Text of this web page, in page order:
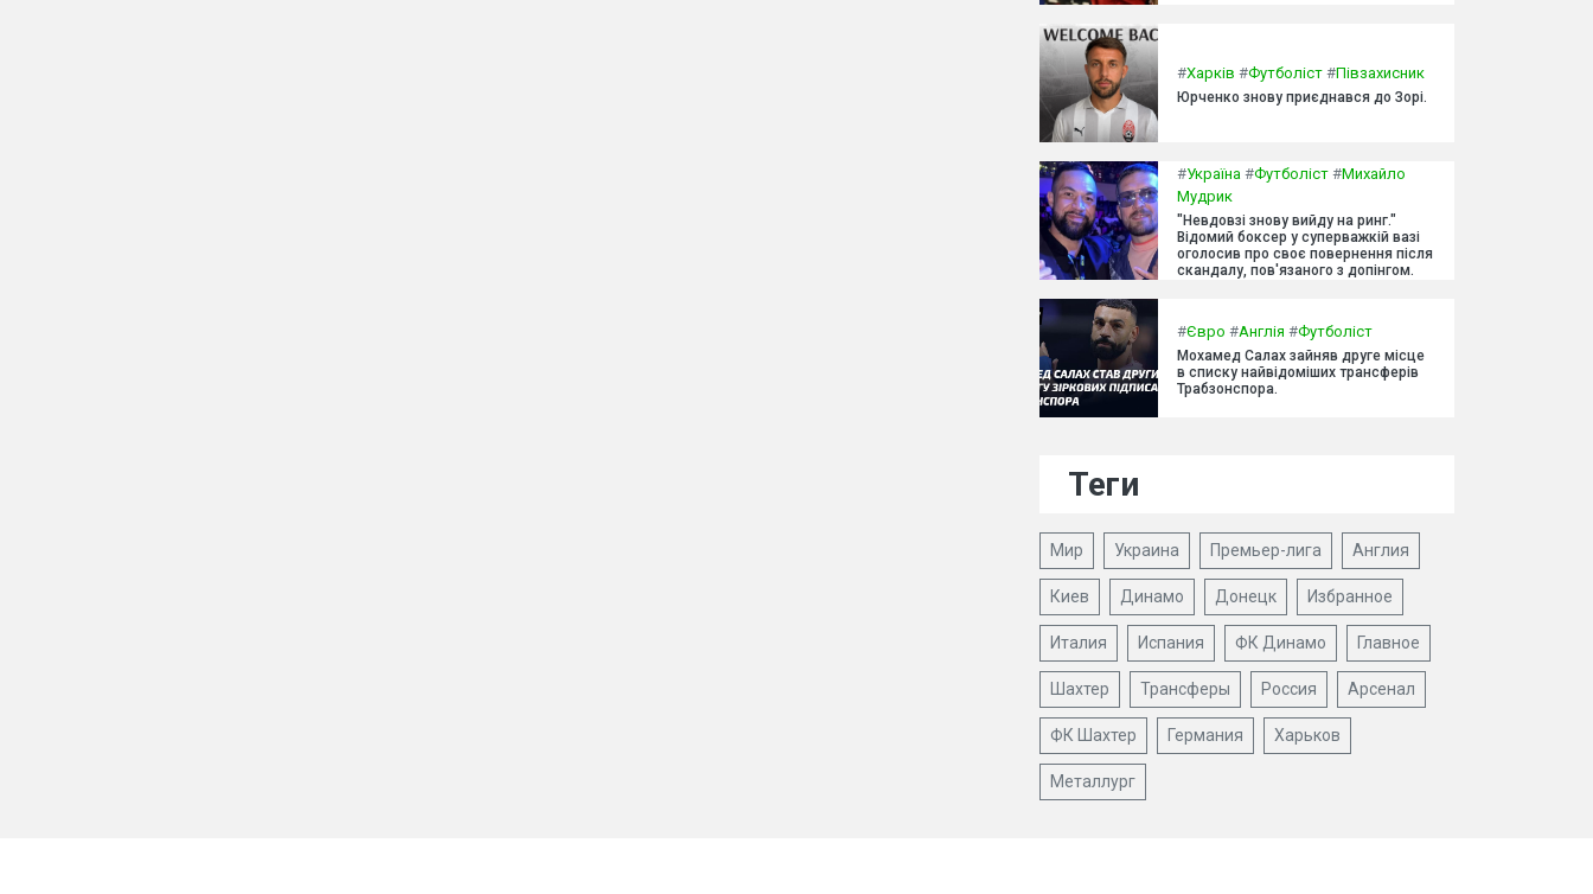
#Харків #Футболіст #Півзахисник
Юрченко знову приєднався до Зорі.
#Україна #Футболіст #Михайло
Мудрик
"Невдовзі знову вийду на ринг."
Відомий боксер у суперважкій вазі
оголосив про своє повернення після
скандалу, пов'язаного з допінгом.
#Євро #Англія #Футболіст
Мохамед Салах зайняв друге місце
в списку найвідоміших трансферів
Трабзонспора.
Теги
Мир Украина Премьер-лига Англия
Киев Динамо Донецк Избранное
Италия Испания ФК Динамо Главное
Шахтер Трансферы Россия Арсенал
ФК Шахтер Германия Харьков
Металлург